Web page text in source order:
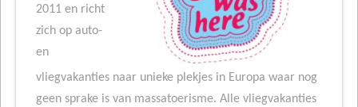
2011 en richt
zich op auto-
en
vliegvakanties naar unieke plekjes in Europa waar nog
geen sprake is van massatoerisme. Alle vliegvakanties